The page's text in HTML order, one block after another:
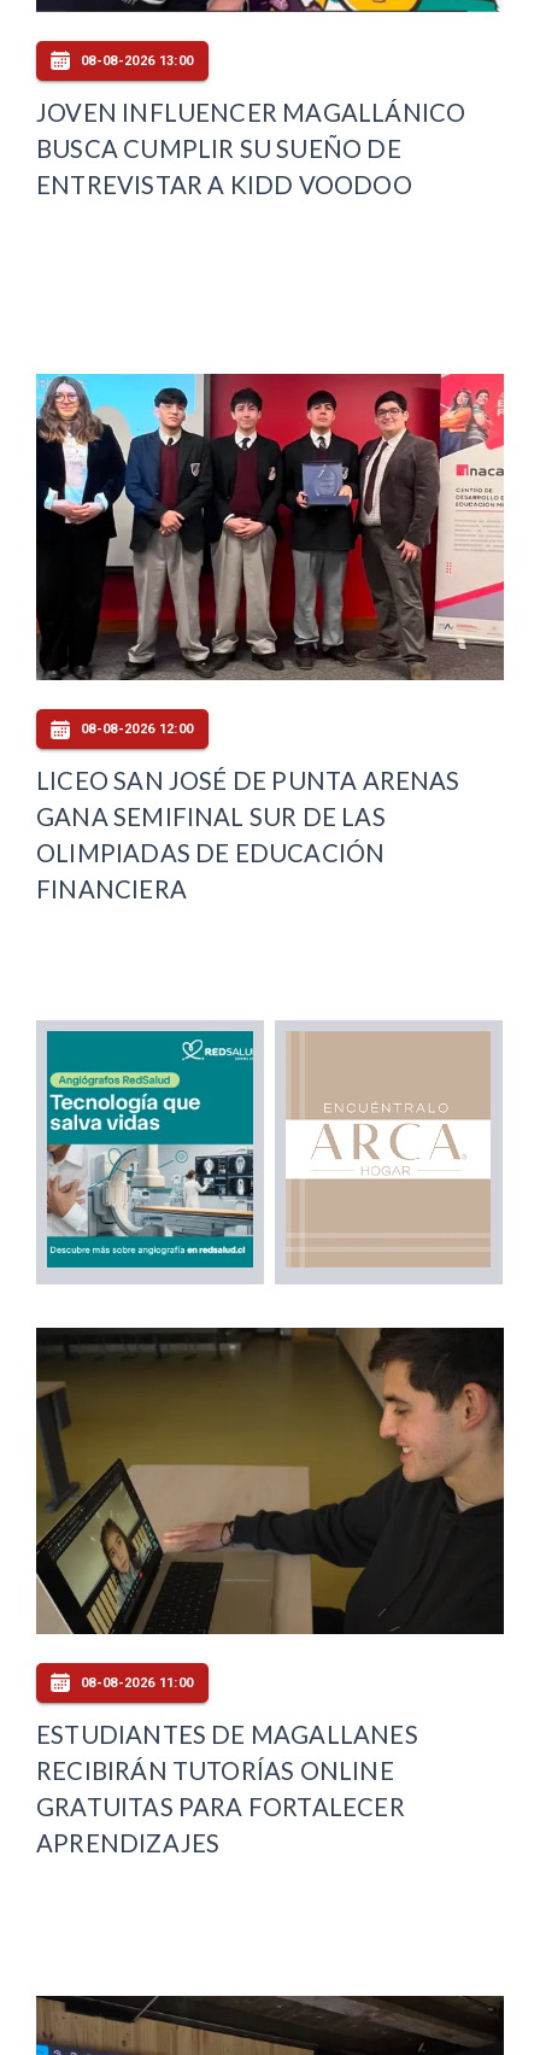
08-08-2026 13:00
JOVEN INFLUENCER MAGALLÁNICO
BUSCA CUMPLIR SU SUEÑO DE
ENTREVISTAR A KIDD VOODOO
08-08-2026 12:00
LICEO SAN JOSÉ DE PUNTA ARENAS
GANA SEMIFINAL SUR DE LAS
OLIMPIADAS DE EDUCACIÓN
FINANCIERA
08-08-2026 11:00
ESTUDIANTES DE MAGALLANES
RECIBIRÁN TUTORÍAS ONLINE
GRATUITAS PARA FORTALECER
APRENDIZAJES